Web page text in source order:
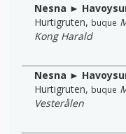
Nesna ►
Hurtigruten, buque
Kong Harald
Nesna ►
Hurtigruten, buque
Vesterålen